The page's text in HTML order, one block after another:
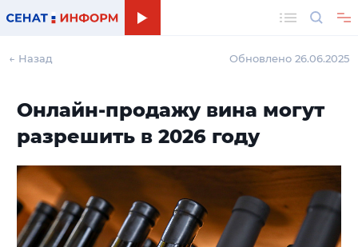
← Назад Обновлено 26.06.2025
Онлайн-продажу вина могут
разрешить в 2026 году